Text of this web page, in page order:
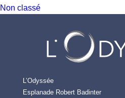
Non classé
L’Odyssée
Esplanade Robert Badinter